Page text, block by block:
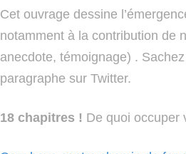
Cet ouvrage dessine
notamment à la contribution de
anecdote, témoignage) .
paragraphe sur Twitter.
18 chapitres ! De quoi occuper